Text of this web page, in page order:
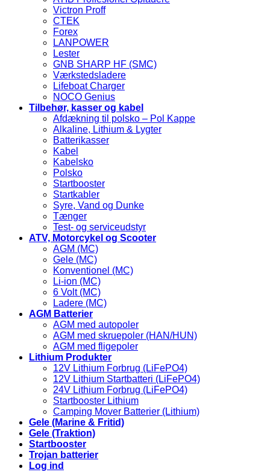
Victron Proff
CTEK
Forex
LANPOWER
Lester
GNB SHARP HF (SMC)
Værkstedsladere
Lifeboat Charger
NOCO Genius
Tilbehør, kasser og kabel
Afdækning til polsko – Pol Kappe
Alkaline, Lithium & Lygter
Batterikasser
Kabel
Kabelsko
Polsko
Startbooster
Startkabler
Syre, Vand og Dunke
Tænger
Test- og serviceudstyr
ATV, Motorcykel og Scooter
AGM (MC)
Gele (MC)
Konventionel (MC)
Li-ion (MC)
6 Volt (MC)
Ladere (MC)
AGM Batterier
AGM med autopoler
AGM med skruepoler (HAN/HUN)
AGM med fligepoler
Lithium Produkter
12V Lithium Forbrug (LiFePO4)
12V Lithium Startbatteri (LiFePO4)
24V Lithium Forbrug (LiFePO4)
Startbooster Lithium
Camping Mover Batterier (Lithium)
Gele (Marine & Fritid)
Gele (Traktion)
Startbooster
Trojan batterier
Log ind